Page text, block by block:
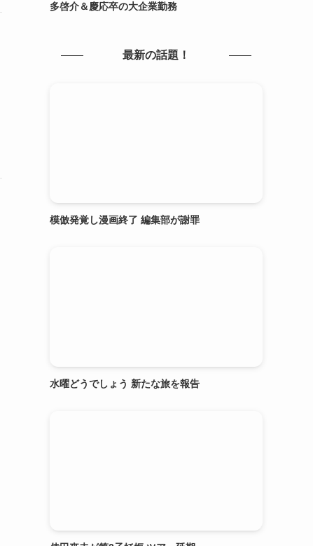
多啓介＆慶応卒の大企業勤務
最新の話題！
模倣発覚し漫画終了 編集部が謝罪
水曜どうでしょう 新たな旅を報告